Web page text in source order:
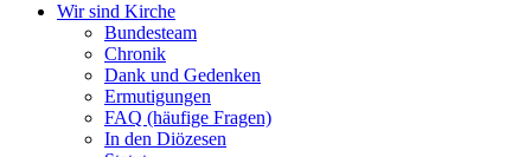
Wir sind Kirche
Bundesteam
Chronik
Dank und Gedenken
Ermutigungen
FAQ (häufige Fragen)
In den Diözesen